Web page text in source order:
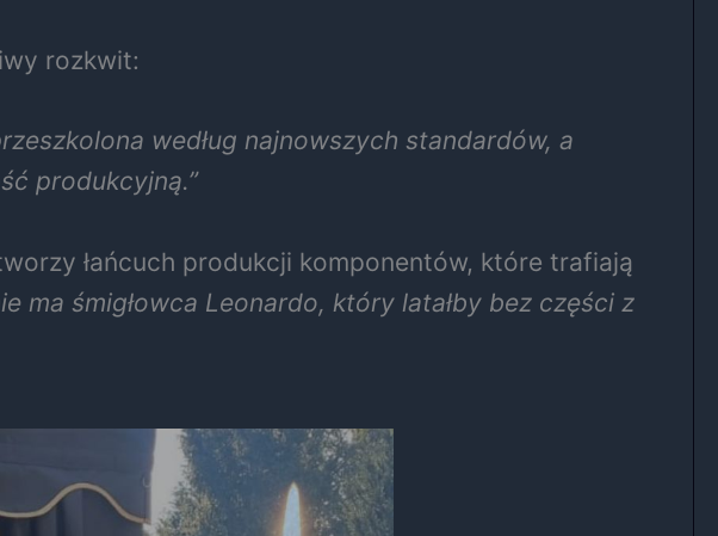
rozkwit:
według najnowszych standardów, a
produkcyjną.”
łańcuch produkcji komponentów, które trafiają
ma śmigłowca Leonardo, który latałby bez części z